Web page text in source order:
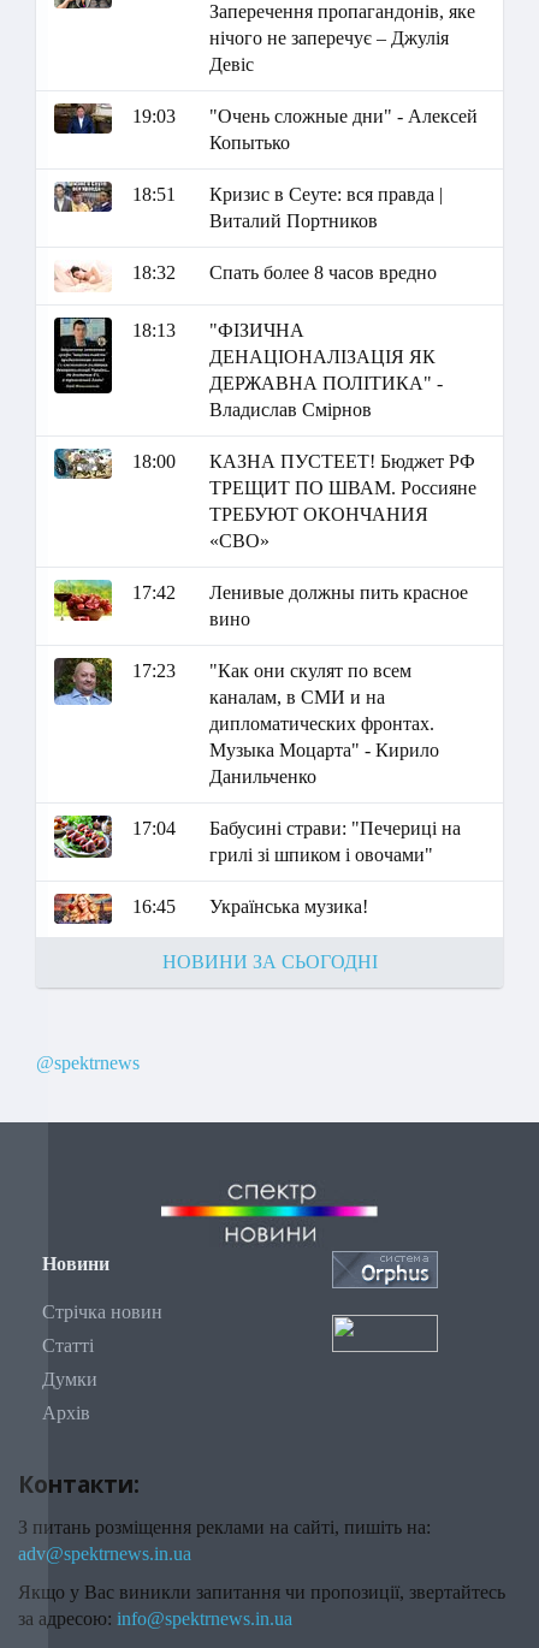
Заперечення пропагандонів, яке
нічого не заперечує – Джулія
Девіс
19:03
"Очень сложные дни" - Алексей
Копытько
18:51
Кризис в Сеуте: вся правда |
Виталий Портников
18:32 Спать более 8 часов вредно
18:13
"ФІЗИЧНА
ДЕНАЦІОНАЛІЗАЦІЯ ЯК
ДЕРЖАВНА ПОЛІТИКА" -
Владислав Смірнов
18:00
КАЗНА ПУСТЕЕТ! Бюджет РФ
ТРЕЩИТ ПО ШВАМ. Россияне
ТРЕБУЮТ ОКОНЧАНИЯ
«СВО»
17:42
Ленивые должны пить красное
вино
17:23
"Как они скулят по всем
каналам, в СМИ и на
дипломатических фронтах.
Музыка Моцарта" - Кирило
Данильченко
17:04
Бабусині страви: "Печериці на
грилі зі шпиком і овочами"
16:45 Українська музика!
НОВИНИ ЗА СЬОГОДНІ
@spektrnews
Новини
Стрічка новин
Статті
Думки
Архів
Контакти:
З питань розміщення реклами на сайті, пишіть на:
adv@spektrnews.in.ua
Якщо у Вас виникли запитання чи пропозиції, звертайтесь
за адресою: info@spektrnews.in.ua